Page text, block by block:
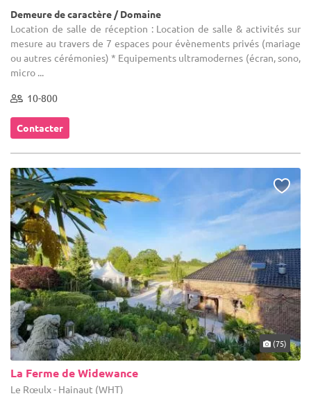
Demeure de caractère / Domaine
Location de salle de réception : Location de salle & activités sur
mesure au travers de 7 espaces pour évènements privés (mariage
ou autres cérémonies) * Equipements ultramodernes (écran, sono,
micro ...
10-800
Contacter
(75)
La Ferme de Widewance
Le Rœulx - Hainaut (WHT)